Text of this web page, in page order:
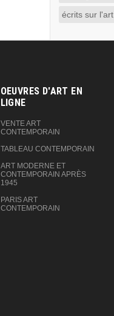
écrits sur l'art
OEUVRES D'ART EN
LIGNE‎
VENTE ART
CONTEMPORAIN
TABLEAU CONTEMPORAIN
ART MODERNE ET
CONTEMPORAIN APRÈS
1945
PARIS ART
CONTEMPORAIN